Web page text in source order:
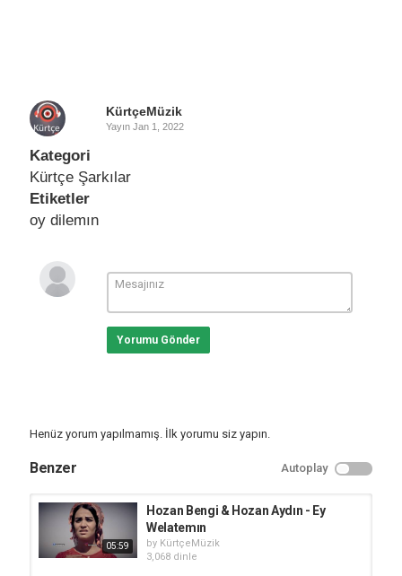
KürtçeMüzik
Yayın Jan 1, 2022
Kategori
Kürtçe Şarkılar
Etiketler
oy dilemın
Yorumu Gönder
Henüz yorum yapılmamış. İlk yorumu siz yapın.
Benzer Autoplay
05:59
Hozan Bengi & Hozan Aydın - Ey
Welatemın
by KürtçeMüzik
3,068 dinle